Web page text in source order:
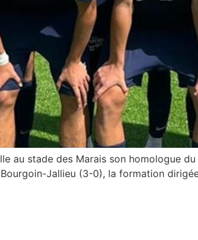
au stade des Marais son homologue
Jallieu (3-0), la formation